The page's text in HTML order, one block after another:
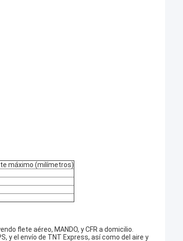
máximo (milímetros)
flete aéreo, MANDO, y CFR a domicilio.
y el envío de TNT Express, así como del aire y